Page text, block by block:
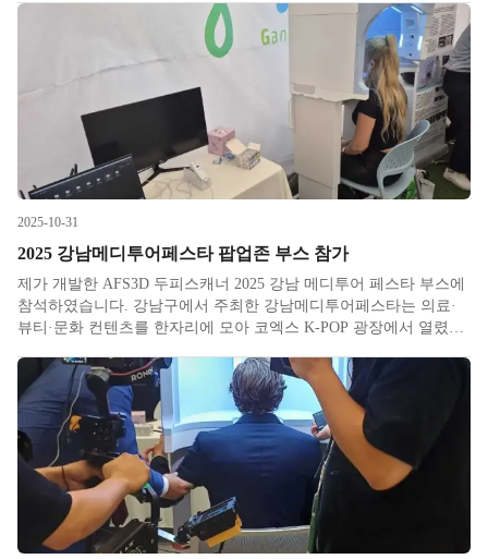
판단하고 상의하기 위해서 제가 직접 개발하여 유통 중인 장비가
2025-10-31
2025 강남메디투어페스타 팝업존 부스 참가
제가 개발한 AFS3D 두피스캐너 2025 강남 메디투어 페스타 부스에
참석하였습니다. 강남구에서 주최한 강남메디투어페스타는 의료·
뷰티·문화 컨텐츠를 한자리에 모아 코엑스 K-POP 광장에서 열렸습
행사입니다. 주최측에서 북적이는 삼성역 한가운데에 의료와 문화